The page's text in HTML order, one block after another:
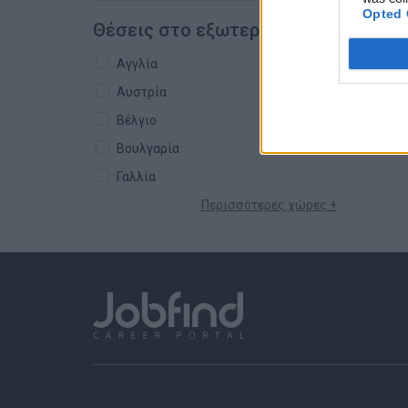
Opted
Θέσεις στο εξωτερικό
Αγγλία
Αυστρία
Βέλγιο
Βουλγαρία
Γαλλία
Περισσότερες χώρες +